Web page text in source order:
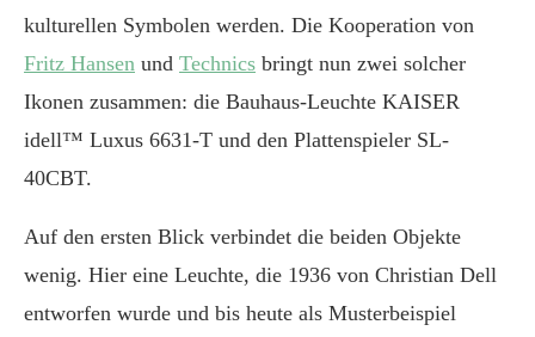
kulturellen Symbolen werden. Die Kooperation von
Fritz Hansen und Technics bringt nun zwei solcher
Ikonen zusammen: die Bauhaus-Leuchte KAISER
idell™ Luxus 6631-T und den Plattenspieler SL-
40CBT.
Auf den ersten Blick verbindet die beiden Objekte
wenig. Hier eine Leuchte, die 1936 von Christian Dell
entworfen wurde und bis heute als Musterbeispiel